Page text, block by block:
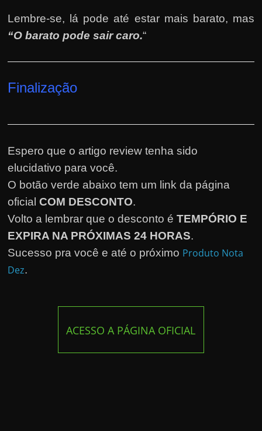
Lembre-se, lá pode até estar mais barato, mas
“O barato pode sair caro.“
Finalização
Espero que o artigo review tenha sido
elucidativo para você.
O botão verde abaixo tem um link da página
oficialCOM DESCONTO.
Volto a lembrar que o desconto éTEMPÓRIO E
EXPIRA NA PRÓXIMAS 24 HORAS.
Sucesso pra você e até o próximo Produto Nota
Dez.
ACESSO A PÁGINA OFICIAL